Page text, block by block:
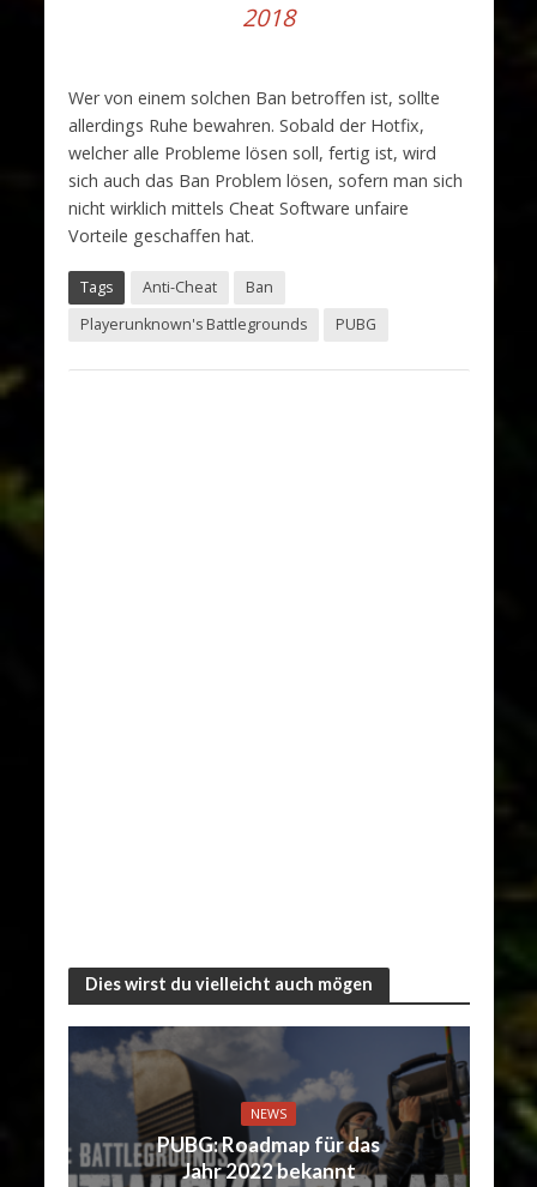
2018
Wer von einem solchen Ban betroffen ist, sollte
allerdings Ruhe bewahren. Sobald der Hotfix,
welcher alle Probleme lösen soll, fertig ist, wird
sich auch das Ban Problem lösen, sofern man sich
nicht wirklich mittels Cheat Software unfaire
Vorteile geschaffen hat.
Tags Anti-Cheat
Ban
Playerunknown's Battlegrounds
PUBG
Dies wirst du vielleicht auch mögen
NEWS
PUBG: Roadmap für das
Jahr 2022 bekannt